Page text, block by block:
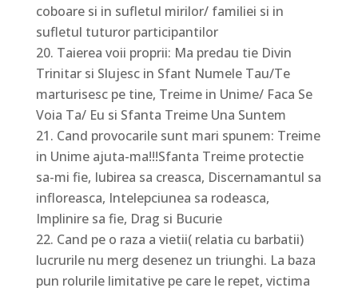
coboare si in sufletul mirilor/ familiei si in
sufletul tuturor participantilor
Taierea voii proprii: Ma predau tie Divin
Trinitar si Slujesc in Sfant Numele Tau/Te
marturisesc pe tine, Treime in Unime/ Faca Se
Voia Ta/ Eu si Sfanta Treime Una Suntem
Cand provocarile sunt mari spunem: Treime
in Unime ajuta-ma!!!Sfanta Treime protectie
sa-mi fie, Iubirea sa creasca, Discernamantul sa
infloreasca, Intelepciunea sa rodeasca,
Implinire sa fie, Drag si Bucurie
Cand pe o raza a vietii( relatia cu barbatii)
lucrurile nu merg desenez un triunghi. La baza
pun rolurile limitative pe care le repet, victima